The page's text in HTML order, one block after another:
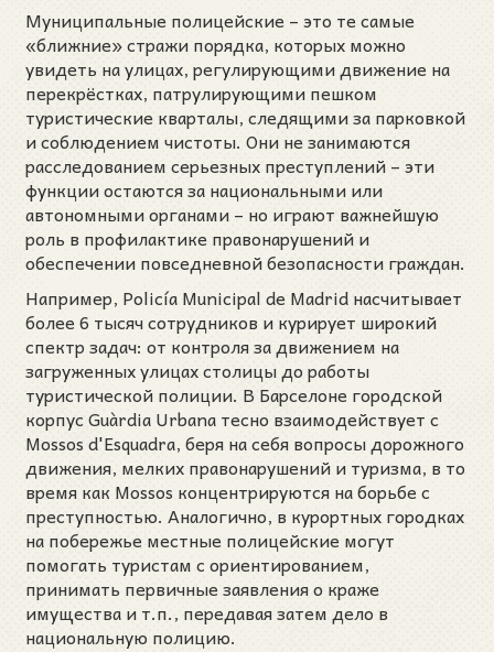
Муниципальные полицейские – это те самые
«ближние» стражи порядка, которых можно
увидеть на улицах, регулирующими движение на
перекрёстках, патрулирующими пешком
туристические кварталы, следящими за парковкой
и соблюдением чистоты. Они не занимаются
расследованием серьезных преступлений – эти
функции остаются за национальными или
автономными органами – но играют важнейшую
роль в профилактике правонарушений и
обеспечении повседневной безопасности граждан.
Например, Policía Municipal de Madrid насчитывает
более 6 тысяч сотрудников и курирует широкий
спектр задач: от контроля за движением на
загруженных улицах столицы до работы
туристической полиции. В Барселоне городской
корпус Guàrdia Urbana тесно взаимодействует с
Mossos d'Esquadra, беря на себя вопросы дорожного
движения, мелких правонарушений и туризма, в то
время как Mossos концентрируются на борьбе с
преступностью. Аналогично, в курортных городках
на побережье местные полицейские могут
помогать туристам с ориентированием,
принимать первичные заявления о краже
имущества и т.п., передавая затем дело в
национальную полицию.